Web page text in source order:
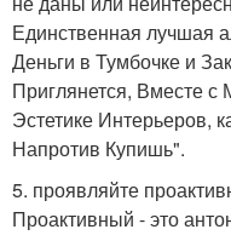
Единственная лучшая
Деньги в Тумбочке и
Приглянется, Вместе с
Эстетике Интерьеров,
Напротив Купишь".
5. проявляйте
Проактивный - это